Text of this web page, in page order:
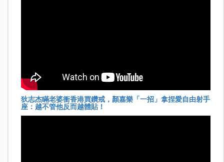
狄志杰瞞老婆衝香港買鑽戒，顏嘉樂「一招」拿捏愛自由射手
座：越不管他反而越體貼！